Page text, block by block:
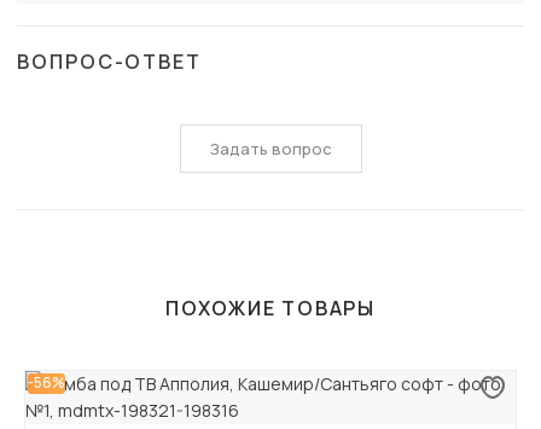
ВОПРОС-ОТВЕТ
Задать вопрос
ПОХОЖИЕ ТОВАРЫ
-56%